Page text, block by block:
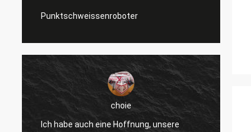
Punktschweissenroboter
choie
Ich habe auch eine Hoffnung, unsere